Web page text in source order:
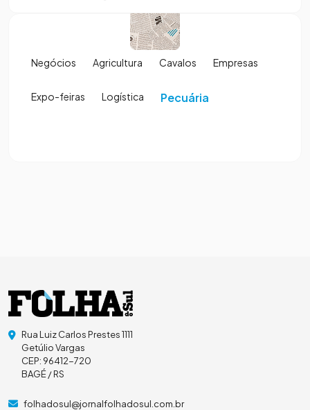
Negócios Agricultura Cavalos Empresas
Expo-feiras Logística Pecuária
Rua Luiz Carlos Prestes 1111
Getúlio Vargas
CEP: 96412-720
BAGÉ / RS
folhadosul@jornalfolhadosul.com.br